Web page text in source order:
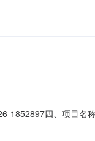
1852897四、项目名